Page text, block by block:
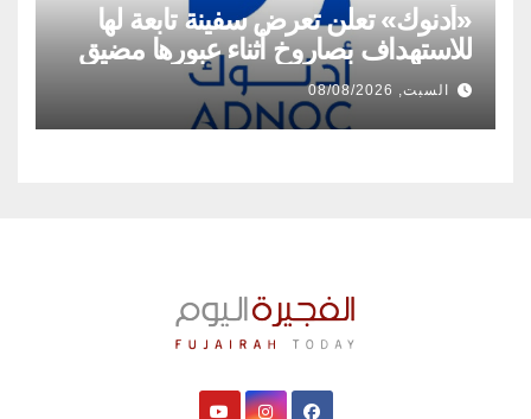
«أدنوك» تعلن تعرض سفينة تابعة لها
للاستهداف بصاروخ أثناء عبورها مضيق
هرمزالسبت, 08/08/2026